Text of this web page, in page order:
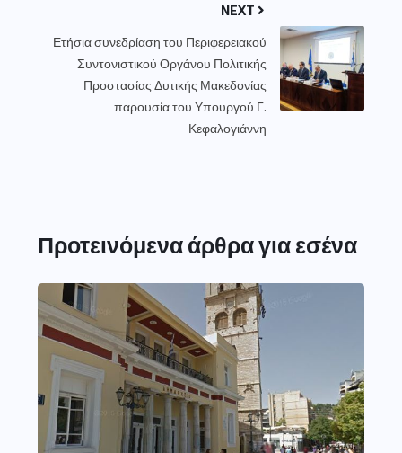
NEXT
Ετήσια συνεδρίαση του Περιφερειακού
Συντονιστικού Οργάνου Πολιτικής
Προστασίας Δυτικής Μακεδονίας
παρουσία του Υπουργού Γ.
Κεφαλογιάννη
Προτεινόμενα άρθρα για εσένα